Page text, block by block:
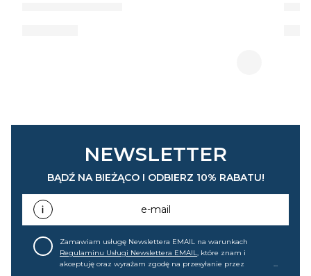
NEWSLETTER
BĄDŹ NA BIEŻĄCO I ODBIERZ 10% RABATU!
e-mail
Zamawiam usługę Newslettera EMAIL na warunkach
Regulaminu Usługi Newslettera EMAIL, które znam i
akceptuję oraz wyrażam zgodę na przesyłanie przez